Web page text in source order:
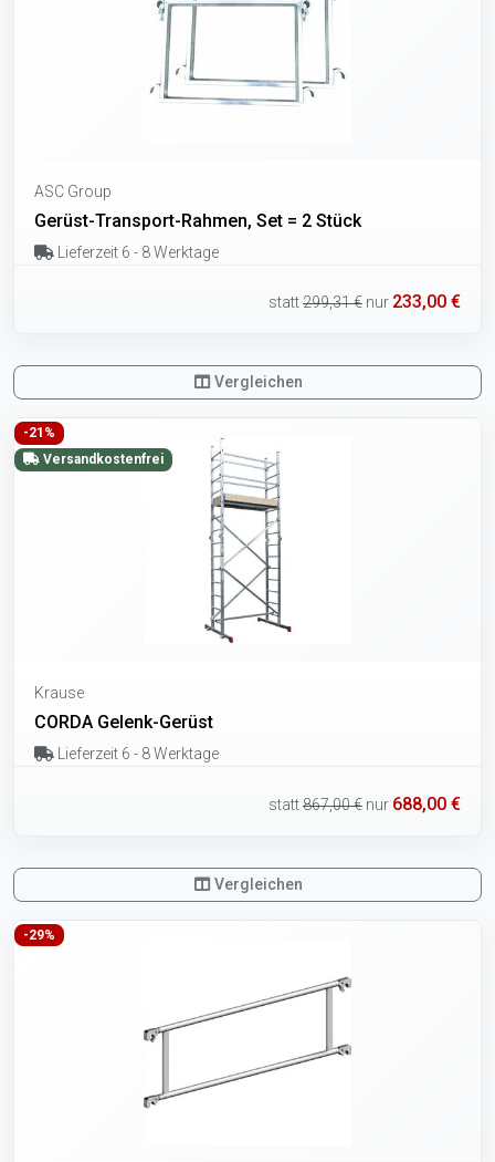
ASC Group
Gerüst-Transport-Rahmen, Set = 2 Stück
Lieferzeit 6 - 8 Werktage
statt299,31 € nur 233,00 €
Vergleichen
-21%
Versandkostenfrei
Krause
CORDA Gelenk-Gerüst
Lieferzeit 6 - 8 Werktage
statt867,00 € nur 688,00 €
Vergleichen
-29%